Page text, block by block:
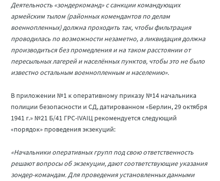
Деятельность «зондеркоманд» с санкции командующих
армейским тылом (районных комендантов по делам
военнопленных) должна проходить так, чтобы фильтрация
проводилась по возможности незаметно, а ликвидация должна
производиться без промедления и на таком расстоянии от
пересыльных лагерей и населённых пунктов, чтобы это не было
известно остальным военнопленным и населению».
В приложении №1 к оперативному приказу №14 начальника
полиции безопасности и СД, датированном «Берлин, 29 октября
1941 г.» №21 Б/41 ГРС-IVAIЦ рекомендуется следующий
«порядок» проведения экзекуций:
«Начальники оперативных групп под свою ответственность
решают вопросы об экзекуции, дают соответствующие указания
зондер-командам. Для проведения установленных данными